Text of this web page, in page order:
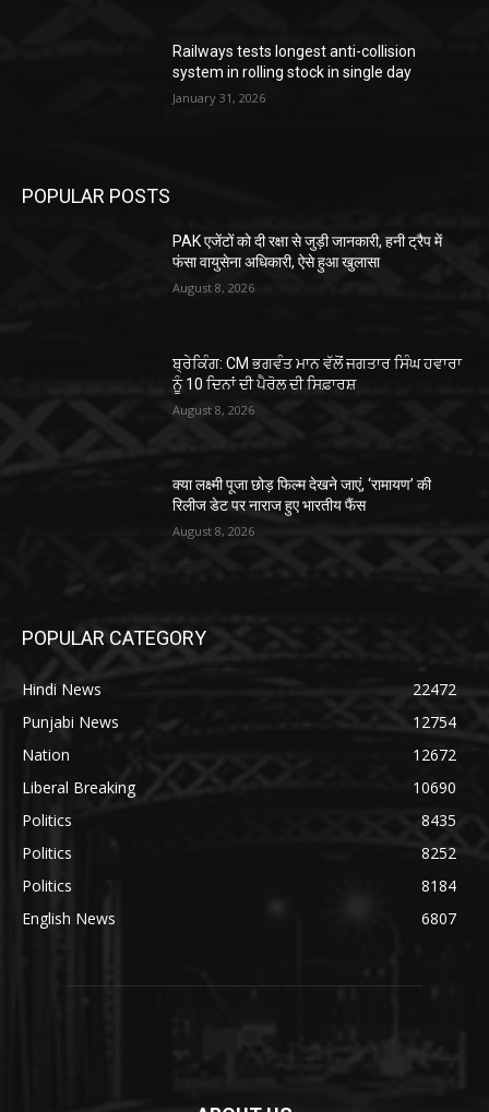
Railways tests longest anti-collision
system in rolling stock in single day
January 31, 2026
POPULAR POSTS
PAK एजेंटों को दी रक्षा से जुड़ी जानकारी, हनी ट्रैप में
फंसा वायुसेना अधिकारी, ऐसे हुआ खुलासा
August 8, 2026
ਬ੍ਰੇਕਿੰਗ: CM ਭਗਵੰਤ ਮਾਨ ਵੱਲੋਂ ਜਗਤਾਰ ਸਿੰਘ ਹਵਾਰਾ
ਨੂੰ 10 ਦਿਨਾਂ ਦੀ ਪੈਰੋਲ ਦੀ ਸਿਫ਼ਾਰਸ਼
August 8, 2026
क्या लक्ष्मी पूजा छोड़ फिल्म देखने जाएं, ‘रामायण’ की
रिलीज डेट पर नाराज हुए भारतीय फैंस
August 8, 2026
POPULAR CATEGORY
Hindi News
22472
Punjabi News
12754
Nation
12672
Liberal Breaking
10690
Politics
8435
Politics
8252
Politics
8184
English News
6807